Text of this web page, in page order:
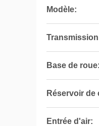
Modèle:
Base de roue:
Réservoir de
Entrée d'air: